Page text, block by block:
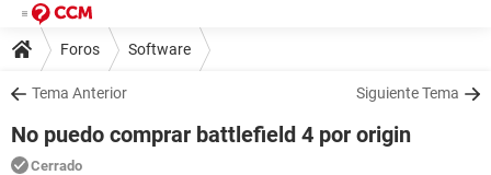
Foros Software
Tema Anterior Siguiente Tema
No puedo comprar battlefield 4 por origin
Cerrado